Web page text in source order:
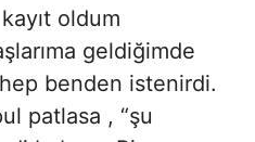
oldum
geldiğimde
benden istenirdi.
patlasa , “şu